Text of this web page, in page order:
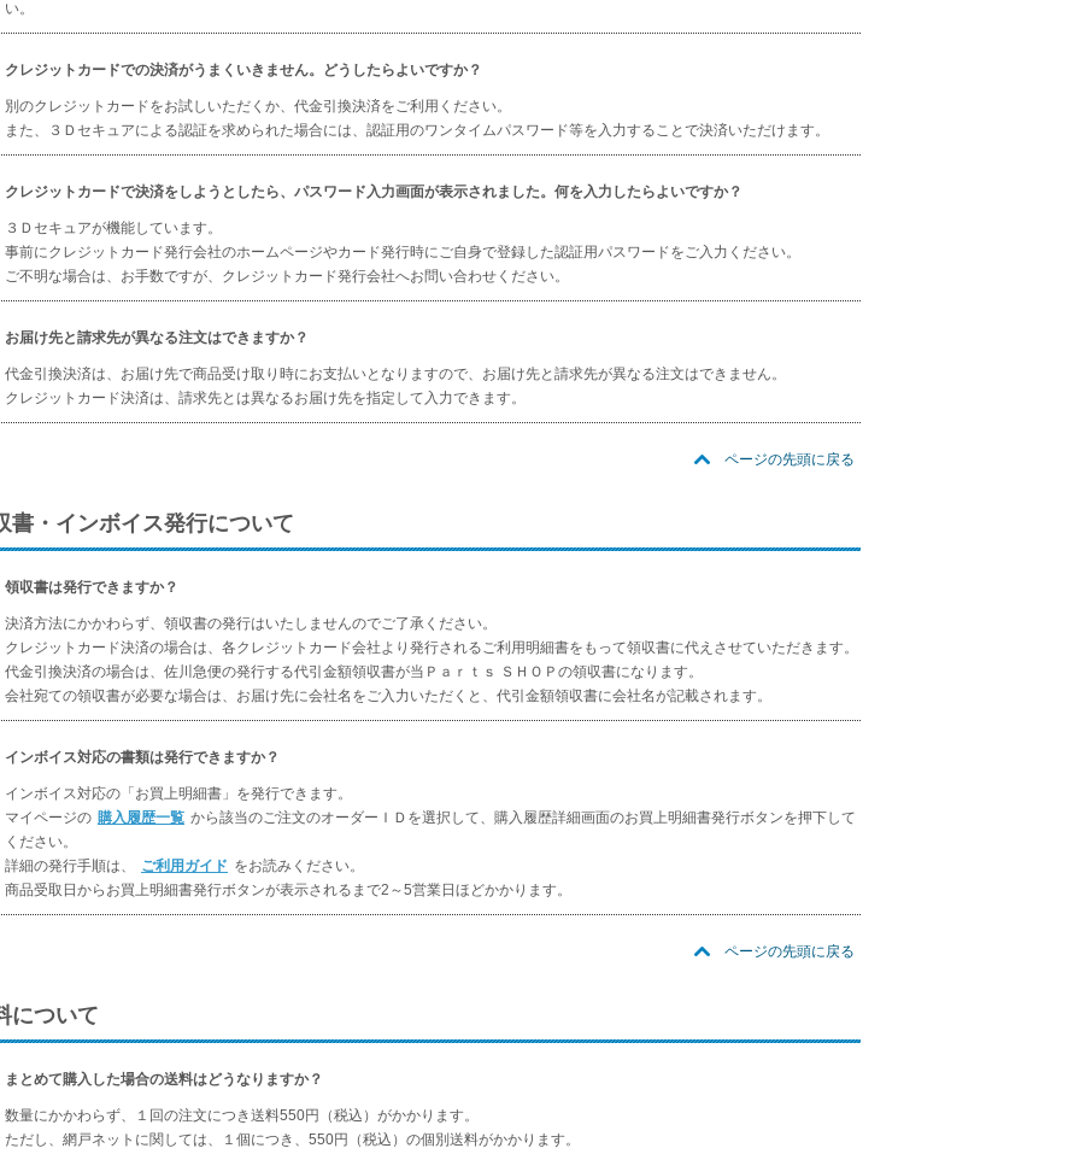
い。
クレジットカードでの決済がうまくいきません。どうしたらよいですか？
別のクレジットカードをお試しいただくか、代金引換決済をご利用ください。
また、３Ｄセキュアによる認証を求められた場合には、認証用のワンタイムパスワード等を入力することで決済いただけます。
クレジットカードで決済をしようとしたら、パスワード入力画面が表示されました。何を入力したらよいですか？
３Ｄセキュアが機能しています。
事前にクレジットカード発行会社のホームページやカード発行時にご自身で登録した認証用パスワードをご入力ください。
ご不明な場合は、お手数ですが、クレジットカード発行会社へお問い合わせください。
お届け先と請求先が異なる注文はできますか？
代金引換決済は、お届け先で商品受け取り時にお支払いとなりますので、お届け先と請求先が異なる注文はできません。
クレジットカード決済は、請求先とは異なるお届け先を指定して入力できます。
ページの先頭に戻る
書・インボイス発行について
領収書は発行できますか？
決済方法にかかわらず、領収書の発行はいたしませんのでご了承ください。
クレジットカード決済の場合は、各クレジットカード会社より発行されるご利用明細書をもって領収書に代えさせていただきます。
代金引換決済の場合は、佐川急便の発行する代引金額領収書が当Ｐａｒｔｓ ＳＨＯＰの領収書になります。
会社宛ての領収書が必要な場合は、お届け先に会社名をご入力いただくと、代引金額領収書に会社名が記載されます。
インボイス対応の書類は発行できますか？
インボイス対応の「お買上明細書」を発行できます。
マイページの 購入履歴一覧 から該当のご注文のオーダーＩＤを選択して、購入履歴詳細画面のお買上明細書発行ボタンを押下して
ください。
詳細の発行手順は、
ご利用ガイド をお読みください。
商品受取日からお買上明細書発行ボタンが表示されるまで2～5営業日ほどかかります。
ページの先頭に戻る
について
まとめて購入した場合の送料はどうなりますか？
数量にかかわらず、１回の注文につき送料550円（税込）がかかります。
ただし、網戸ネットに関しては、１個につき、550円（税込）の個別送料がかかります。